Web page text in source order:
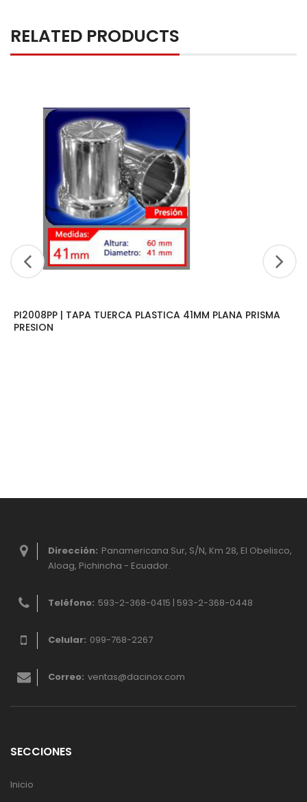
RELATED PRODUCTS
PI2008PP | TAPA TUERCA PLASTICA 41MM PLANA PRISMA
PRESION
Dirección: Panamericana Sur, S/N, Km 28, El Obelisco,
Aloag, Pichincha - Ecuador.
Teléfono: 593-2-368-0415 | 593-2-368-0448
Celular: 099-768-2267
Correo: ventas@dacinox.com
SECCIONES
Inicio